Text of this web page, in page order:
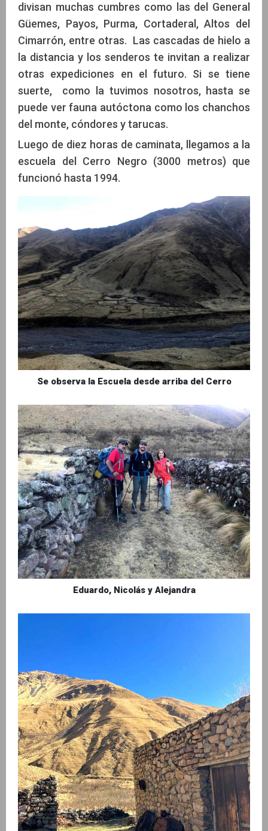
divisan muchas cumbres como las del General
Güemes, Payos, Purma, Cortaderal, Altos del
Cimarrón, entre otras. Las cascadas de hielo a
la distancia y los senderos te invitan a realizar
otras expediciones en el futuro. Si se tiene
suerte, como la tuvimos nosotros, hasta se
puede ver fauna autóctona como los chanchos
del monte, cóndores y tarucas.
Luego de diez horas de caminata, llegamos a la
escuela del Cerro Negro (3000 metros) que
funcionó hasta 1994.
Se observa la Escuela desde arriba del Cerro
Eduardo, Nicolás y Alejandra